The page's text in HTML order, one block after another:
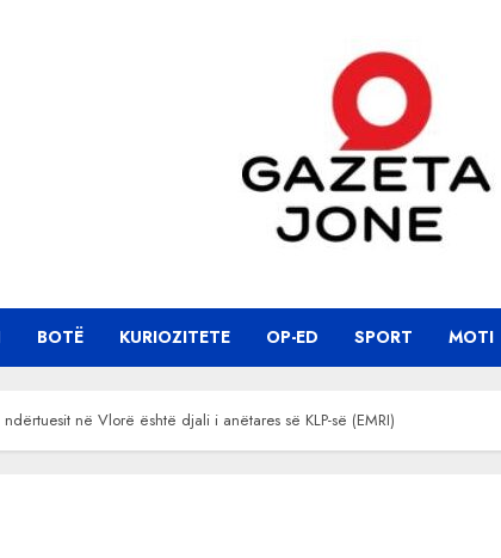
BOTË KURIOZITETE OP-ED SPORT MOTI
në Vlorë është djali i anëtares së KLP-së (EMRI)